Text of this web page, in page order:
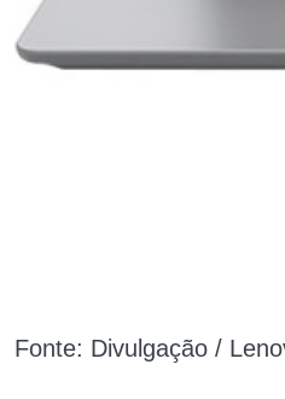
Fonte: Divulgação /